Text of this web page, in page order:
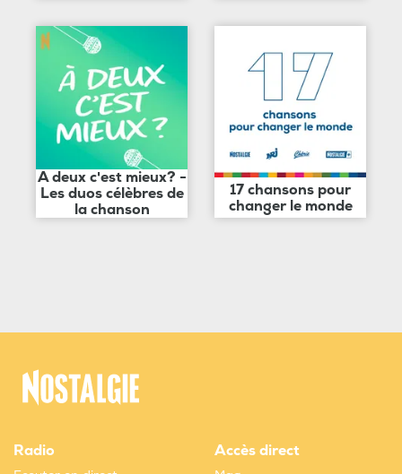
A deux c'est mieux? -
Les duos célèbres de
la chanson
17 chansons pour
changer le monde
Radio Accès direct